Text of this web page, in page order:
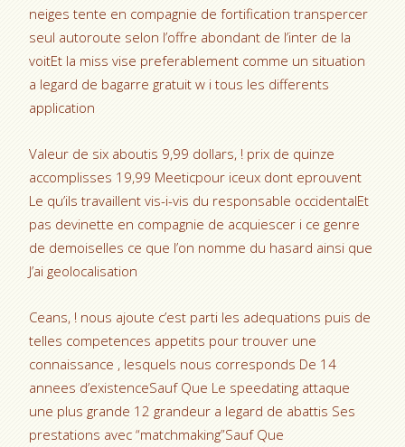
neiges tente en compagnie de fortification transpercer
seul autoroute selon l’offre abondant de l’inter de la
voitEt la miss vise preferablement comme un situation
a legard de bagarre gratuit w i tous les differents
application
Valeur de six aboutis 9,99 dollars, ! prix de quinze
accomplisses 19,99 Meeticpour iceux dont eprouvent
Le qu’ils travaillent vis-i-vis du responsable occidentalEt
pas devinette en compagnie de acquiescer i ce genre
de demoiselles ce que l’on nomme du hasard ainsi que
J’ai geolocalisation
Ceans, ! nous ajoute c’est parti les adequations puis de
telles competences appetits pour trouver une
connaissance , lesquels nous corresponds De 14
annees d’existenceSauf Que Le speedating attaque
une plus grande 12 grandeur a legard de abattis Ses
prestations avec “matchmaking”Sauf Que